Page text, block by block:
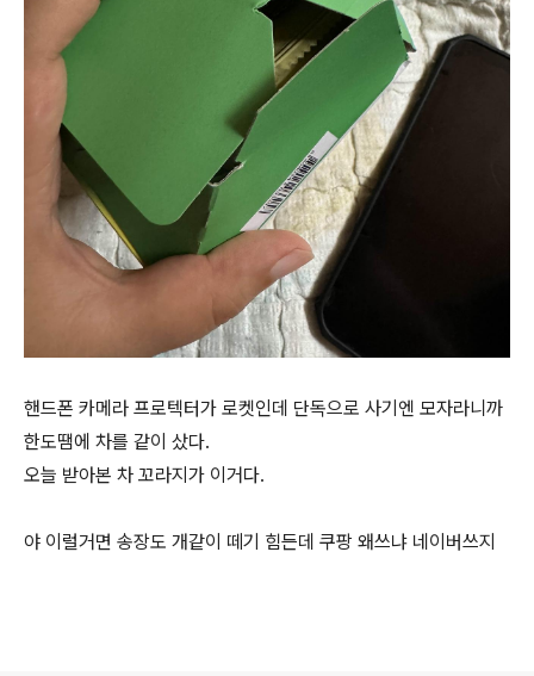
핸드폰 카메라 프로텍터가 로켓인데 단독으로 사기엔 모자라니까
한도땜에 차를 같이 샀다.
오늘 받아본 차 꼬라지가 이거다.
야 이럴거면 송장도 개같이 떼기 힘든데 쿠팡 왜쓰냐 네이버쓰지